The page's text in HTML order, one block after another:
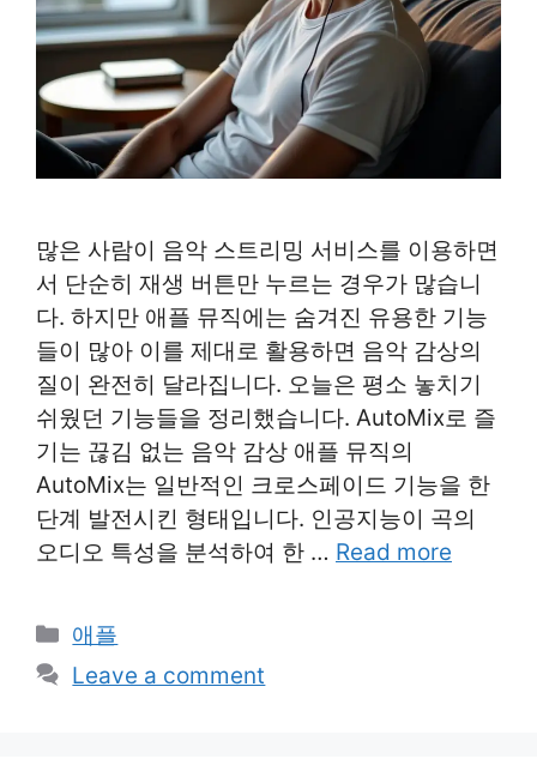
많은 사람이 음악 스트리밍 서비스를 이용하면
서 단순히 재생 버튼만 누르는 경우가 많습니
다. 하지만 애플 뮤직에는 숨겨진 유용한 기능
들이 많아 이를 제대로 활용하면 음악 감상의
질이 완전히 달라집니다. 오늘은 평소 놓치기
쉬웠던 기능들을 정리했습니다. AutoMix로 즐
기는 끊김 없는 음악 감상 애플 뮤직의
AutoMix는 일반적인 크로스페이드 기능을 한
단계 발전시킨 형태입니다. 인공지능이 곡의
오디오 특성을 분석하여 한 … Read more
Categories
애플
Leave a comment